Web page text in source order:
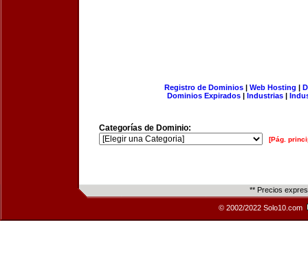
Registro de Dominios| Web Hosting |
Dominios Expirados | Industrias |
Categorías de Dominio:
[Pág.
** Precios
© 2002/2022 Solo10.com